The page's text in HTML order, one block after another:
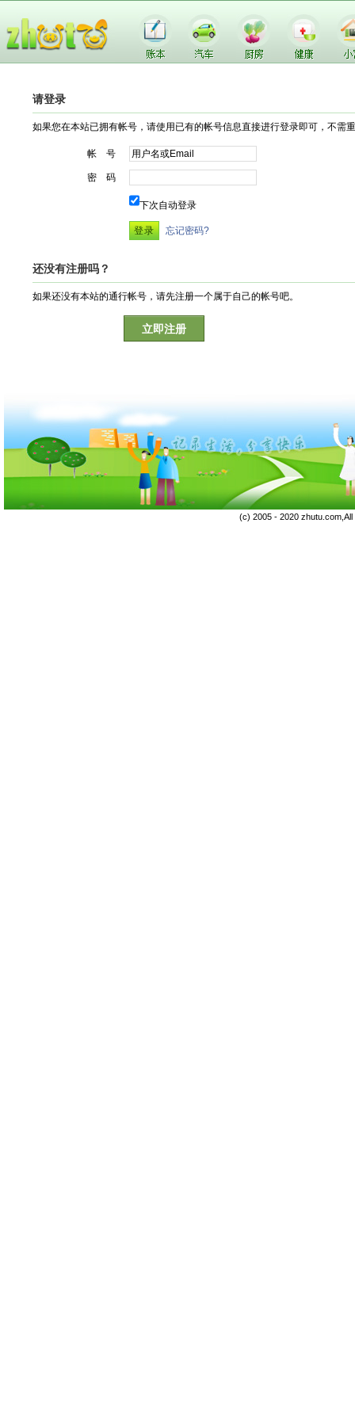
请登录
如果您在本站已拥有帐号，请使用已有的帐号信息直接进行登录即可，不需
帐 号
密 码
下次自动登录
忘记密码?
还没有注册吗？
如果还没有本站的通行帐号，请先注册一个属于自己的帐号吧。
立即注册
(c) 2005 - 2020